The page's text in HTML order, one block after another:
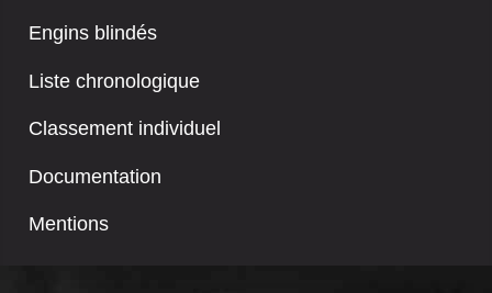
Engins blindés
Liste chronologique
Classement individuel
Documentation
Mentions